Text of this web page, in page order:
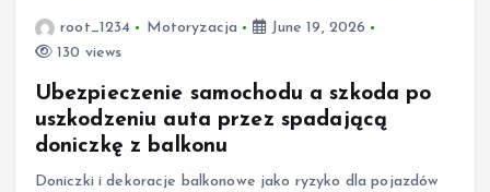
root_1234 Motoryzacja
June 19, 2026
130 views
Ubezpieczenie samochodu a szkoda po
uszkodzeniu auta przez spadającą
doniczkę z balkonu
Doniczki i dekoracje balkonowe jako ryzyko dla pojazdów